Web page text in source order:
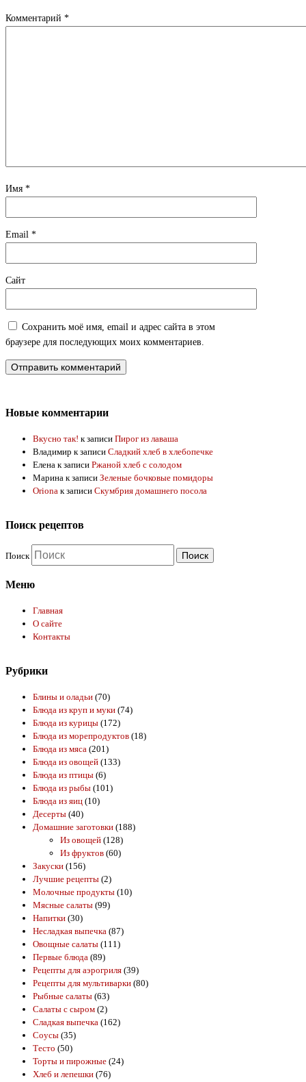
Комментарий *
Имя *
Email *
Сайт
Сохранить моё имя, email и адрес сайта в этом
браузере для последующих моих комментариев.
Новые комментарии
Вкусно так! к записи Пирог из лаваша
Владимир к записи Сладкий хлеб в хлебопечке
Елена к записи Ржаной хлеб с солодом
Марина к записи Зеленые бочковые помидоры
Oriona к записи Скумбрия домашнего посола
Поиск рецептов
Поиск
Меню
Главная
О сайте
Контакты
Рубрики
Блины и оладьи (70)
Блюда из круп и муки (74)
Блюда из курицы (172)
Блюда из морепродуктов (18)
Блюда из мяса (201)
Блюда из овощей (133)
Блюда из птицы (6)
Блюда из рыбы (101)
Блюда из яиц (10)
Десерты (40)
Домашние заготовки (188)
Из овощей (128)
Из фруктов (60)
Закуски (156)
Лучшие рецепты (2)
Молочные продукты (10)
Мясные салаты (99)
Напитки (30)
Несладкая выпечка (87)
Овощные салаты (111)
Первые блюда (89)
Рецепты для аэрогриля (39)
Рецепты для мультиварки (80)
Рыбные салаты (63)
Салаты с сыром (2)
Сладкая выпечка (162)
Соусы (35)
Тесто (50)
Торты и пирожные (24)
Хлеб и лепешки (76)